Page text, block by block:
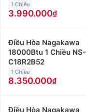
1 Chiều
3.990.000
Điều Hòa Nagakawa
18000Btu 1 Chiều NS-
C18R2B52
1 Chiều
8.350.000
Điều Hòa Nagakawa